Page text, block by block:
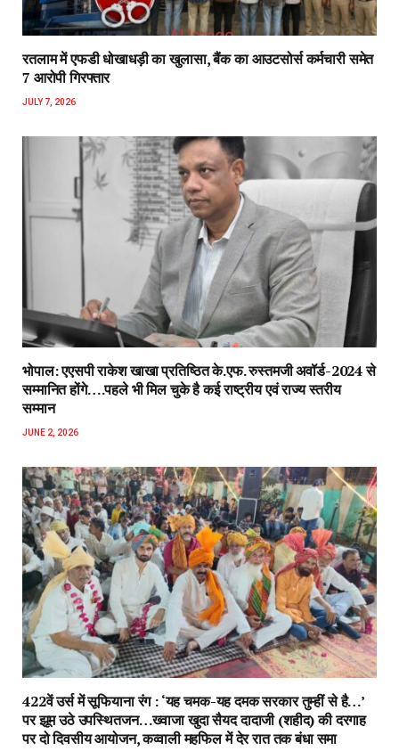
रतलाम में एफडी धोखाधड़ी का खुलासा, बैंक का आउटसोर्स कर्मचारी समेत
7 आरोपी गिरफ्तार
JULY 7, 2026
भोपाल: एएसपी राकेश‌ खाखा प्रतिष्ठित के.एफ. रुस्तमजी अवॉर्ड-2024 से
सम्मानित होंगे….पहले भी मिल चुके है कई राष्ट्रीय एवं राज्य स्तरीय
सम्मान
JUNE 2, 2026
422वें उर्स में सूफियाना रंग : ‘यह चमक-यह दमक सरकार तुम्हीं से है…’
पर झूम उठे उपस्थितजन…ख्वाजा खुदा सैयद दादाजी (शहीद) की दरगाह
पर दो दिवसीय आयोजन, कव्वाली महफिल में देर रात तक बंधा समा